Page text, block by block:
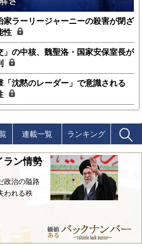
家ラーリージャーニーの殺害が閉ざ
性
」の中核、魏聖洛・国家安保室長が
「沈黙のレーダー」で意識される
連載一覧 ランキング
ラン情勢
政治の隘路
われる秩